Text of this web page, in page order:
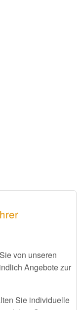
von unseren
Angebote zur
Sie individuelle